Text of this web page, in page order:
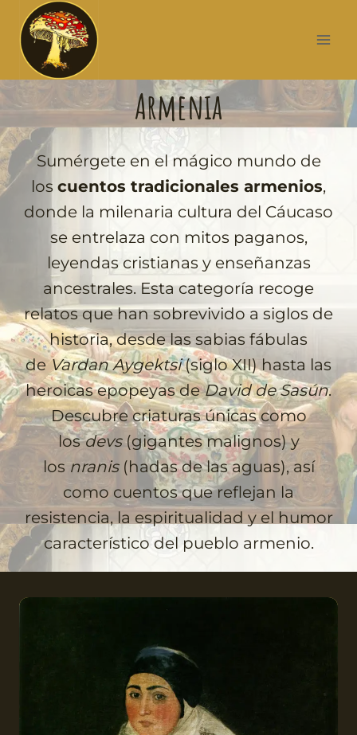
Armenia
Sumérgete en el mágico mundo de
los cuentos tradicionales armenios,
donde la milenaria cultura del Cáucaso
se entrelaza con mitos paganos,
leyendas cristianas y enseñanzas
ancestrales. Esta categoría recoge
relatos que han sobrevivido a siglos de
historia, desde las sabias fábulas
deVardan Aygektsi(siglo XII) hasta las
heroicas epopeyas deDavid de Sasún.
Descubre criaturas únicas como
losdevs(gigantes malignos) y
losnranis(hadas de las aguas), así
como cuentos que reflejan la
resistencia, la espiritualidad y el humor
característico del pueblo armenio.